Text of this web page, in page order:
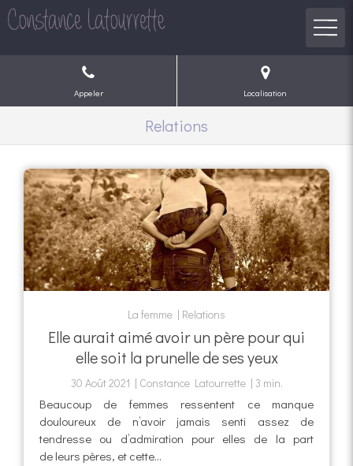
Appeler Localisation
Relations
La femme Relations
Elle aurait aimé avoir un père pour qui
elle soit la prunelle de ses yeux
30 Août 2021 Constance Latourrette 3 min.
Beaucoup de femmes ressentent ce manque
douloureux de n’avoir jamais senti assez de
tendresse ou d’admiration pour elles de la part
de leurs pères, et cette...